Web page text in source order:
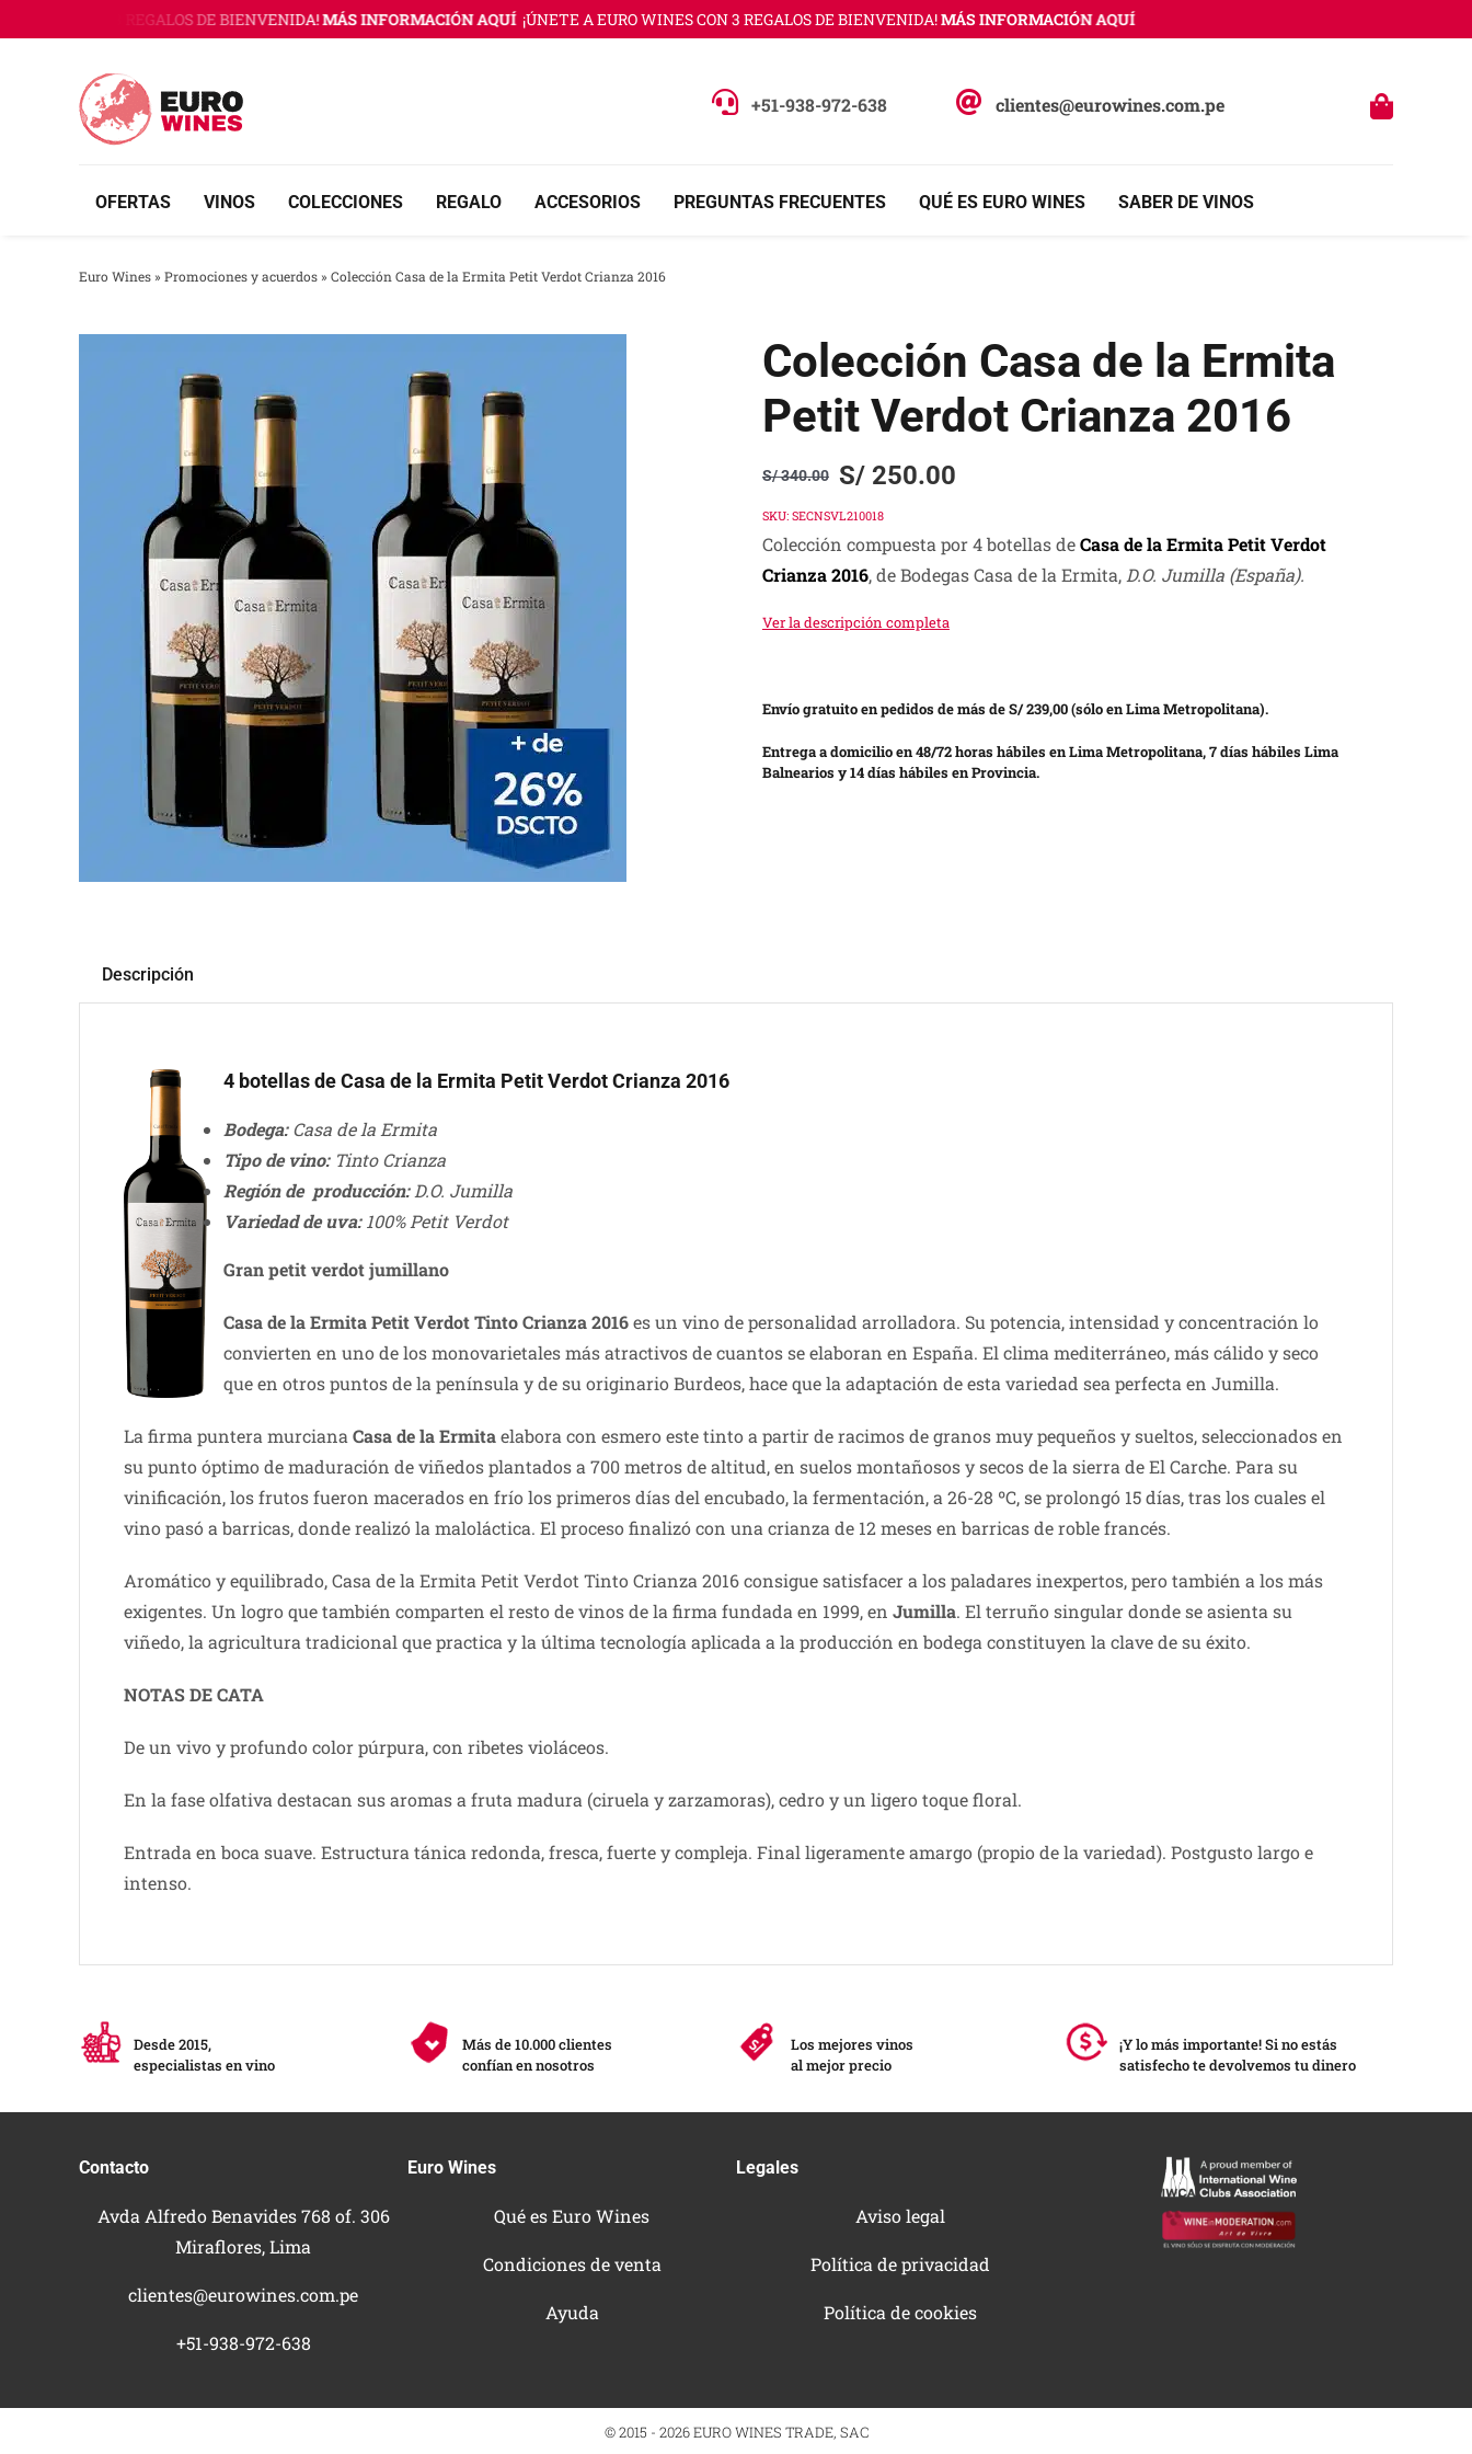
al
WINES CON 3 REGALOS DE BIENVENIDA!MÁS INFORMACIÓN AQUÍ ¡ÚNETE A EURO WINES CON 3 REGALOS DE BIENVENIDA!MÁS INFORMACIÓN AQUÍ
+51-938-972-638 clientes@eurowines.com.pe
OFERTAS VINOS COLECCIONES REGALO ACCESORIOS PREGUNTAS FRECUENTES QUÉ ES EURO WINES SABER DE VINOS
Euro Wines» Promociones y acuerdos» Colección Casa de la Ermita Petit Verdot Crianza 2016
Colección Casa de la Ermita
Petit Verdot Crianza 2016
S/340.00
Original
price
was:
S/ 340.00.
S/250.00
Current
price
is:
S/ 250.00.
SKU: SECNSVL210018
Colección compuesta por 4 botellas deCasa de la Ermita Petit Verdot
Crianza 2016, de Bodegas Casa de la Ermita, D.O. Jumilla (España).
Ver la descripción completa
Envío gratuito en pedidos de más de S/ 239,00 (sólo en Lima Metropolitana).
Entrega a domicilio en 48/72 horas hábiles en Lima Metropolitana, 7 días hábiles Lima
Balnearios y 14 días hábiles en Provincia.
Descripción
4 botellas de Casa de la Ermita Petit Verdot Crianza 2016
Bodega:Casa de la Ermita
Tipo de vino:Tinto Crianza
Región de producción:D.O. Jumilla
Variedad de uva:100% Petit Verdot
Gran petit verdot jumillano
Casa de la Ermita Petit Verdot Tinto Crianza 2016es un vino de personalidad arrolladora. Su potencia, intensidad y concentración lo
convierten en uno de los monovarietales más atractivos de cuantos se elaboran en España. El clima mediterráneo, más cálido y seco
que en otros puntos de la península y de su originario Burdeos, hace que la adaptación de esta variedad sea perfecta en Jumilla.
La firma puntera murciana Casa de la Ermitaelabora con esmero este tinto a partir de racimos de granos muy pequeños y sueltos, seleccionados en
su punto óptimo de maduración de viñedos plantados a 700 metros de altitud, en suelos montañosos y secos de la sierra de El Carche. Para su
vinificación, los frutos fueron macerados en frío los primeros días del encubado, la fermentación, a 26-28 ºC, se prolongó 15 días, tras los cuales el
vino pasó a barricas, donde realizó la maloláctica. El proceso finalizó con una crianza de 12 meses en barricas de roble francés.
Aromático y equilibrado, Casa de la Ermita Petit Verdot Tinto Crianza 2016 consigue satisfacer a los paladares inexpertos, pero también a los más
exigentes. Un logro que también comparten el resto de vinos de la firma fundada en 1999, en Jumilla. El terruño singular donde se asienta su
viñedo, la agricultura tradicional que practica y la última tecnología aplicada a la producción en bodega constituyen la clave de su éxito.
NOTAS DE CATA
De un vivo y profundo color púrpura, con ribetes violáceos.
En la fase olfativa destacan sus aromas a fruta madura (ciruela y zarzamoras), cedro y un ligero toque floral.
Entrada en boca suave. Estructura tánica redonda, fresca, fuerte y compleja. Final ligeramente amargo (propio de la variedad). Postgusto largo e
intenso.
Desde 2015,
especialistas en vino
Más de 10.000 clientes
confían en nosotros
Los mejores vinos
al mejor precio
¡Y lo más importante! Si no estás
satisfecho te devolvemos tu dinero
Contacto
Avda Alfredo Benavides 768 of. 306
Miraflores, Lima
clientes@eurowines.com.pe
+51-938-972-638
Euro Wines
Qué es Euro Wines
Condiciones de venta
Ayuda
Legales
Aviso legal
Política de privacidad
Política de cookies
© 2015 - 2026 EURO WINES TRADE, SAC